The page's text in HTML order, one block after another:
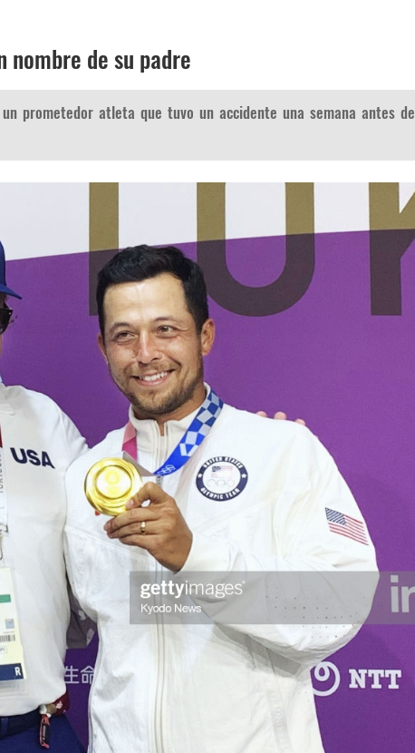
nombre de su padre
prometedor atleta que tuvo un accidente una semana antes de